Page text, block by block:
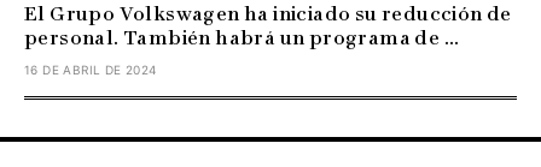
El Grupo Volkswagen ha iniciado su reducción de
personal. También habrá un programa de ...
16 DE ABRIL DE 2024